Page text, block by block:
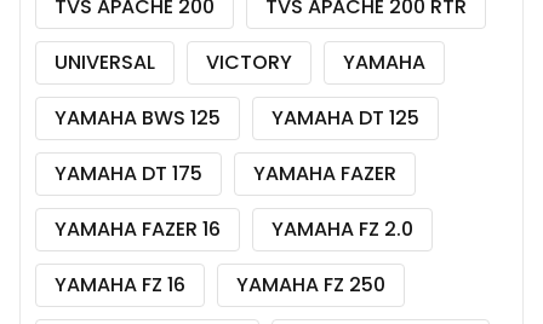
TVS APACHE 200
TVS APACHE 200 RTR
UNIVERSAL
VICTORY
YAMAHA
YAMAHA BWS 125
YAMAHA DT 125
YAMAHA DT 175
YAMAHA FAZER
YAMAHA FAZER 16
YAMAHA FZ 2.0
YAMAHA FZ 16
YAMAHA FZ 250